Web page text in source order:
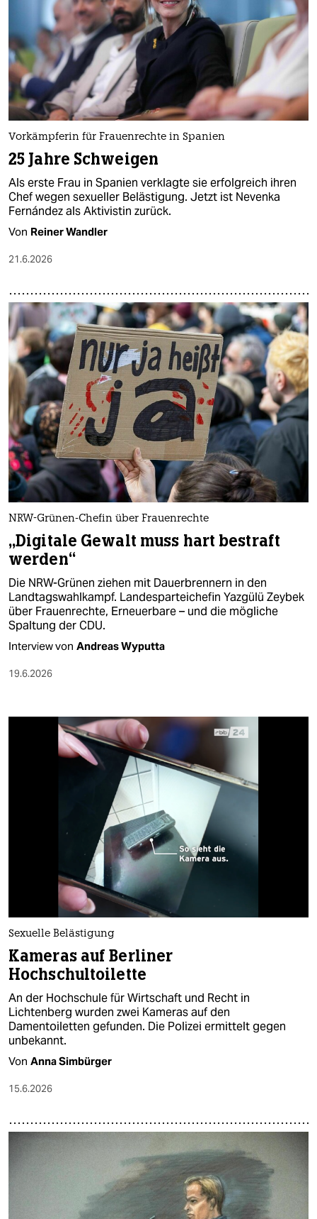
Vorkämpferin für Frauenrechte in Spanien
25 Jahre Schweigen
Als erste Frau in Spanien verklagte sie erfolgreich ihren
Chef wegen sexueller Belästigung. Jetzt ist Nevenka
Fernández als Aktivistin zurück.
Von Reiner Wandler
21.6.2026
NRW-Grünen-Chefin über Frauenrechte
„Digitale Gewalt muss hart bestraft
werden“
Die NRW-Grünen ziehen mit Dauerbrennern in den
Landtagswahlkampf. Landesparteichefin Yazgülü Zeybek
über Frauenrechte, Erneuerbare – und die mögliche
Spaltung der CDU.
Interview von Andreas Wyputta
19.6.2026
Sexuelle Belästigung
Kameras auf Berliner
Hochschultoilette
An der Hochschule für Wirtschaft und Recht in
Lichtenberg wurden zwei Kameras auf den
Damentoiletten gefunden. Die Polizei ermittelt gegen
unbekannt.
Von Anna Simbürger
15.6.2026